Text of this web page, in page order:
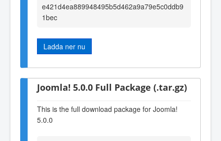
e421d4ea889948495b5d462a9a79e5c0ddb9
1bec
Ladda ner nu
Joomla! 5.0.0 Full Package (.tar.gz)
This is the full download package for Joomla!
5.0.0